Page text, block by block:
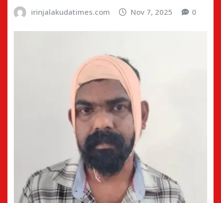
irinjalakudatimes.com Nov 7, 2025 0